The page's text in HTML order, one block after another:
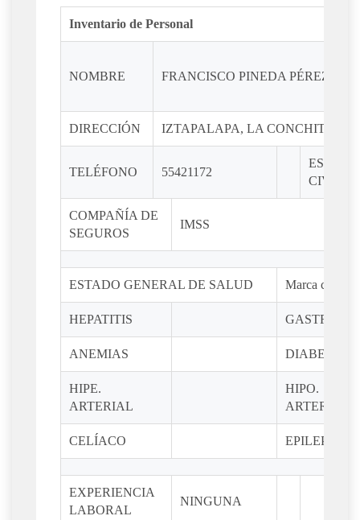
Inventario de Personal
NOMBRE FRANCISCO PINEDA PÉREZ
DIRECCIÓN IZTAPALAPA, LA CONCHITA,
TELÉFONO 55421172
ESTADO
CIVIL
COMPAÑÍA DE
SEGUROS
IMSS
ESTADO GENERAL DE SALUD Marca con
HEPATITIS GASTRITIS
ANEMIAS DIABETES
HIPE.
ARTERIAL
HIPO.
ARTERIAL
CELÍACO EPILEPSIA
EXPERIENCIA
LABORAL
NINGUNA